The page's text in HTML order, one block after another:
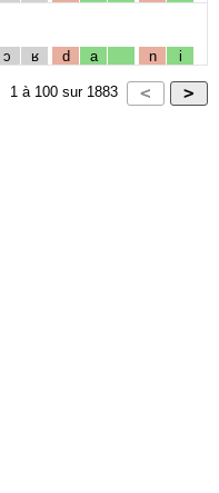
ɔ ʁ d a n i
1 à 100 sur 1883